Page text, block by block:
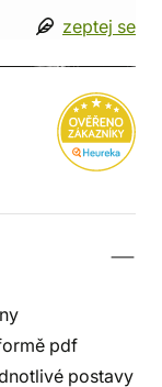
zeptej se
pdf
postavy